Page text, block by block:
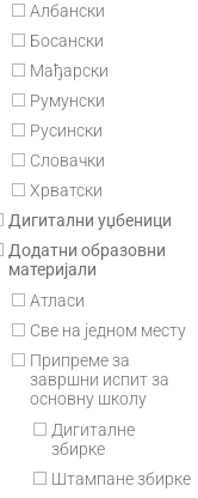
Албански
Босански
Мађарски
Румунски
Русински
Словачки
Хрватски
Дигитални уџбеници
Додатни образовни
материјали
Атласи
Све на једном месту
Припремe за
завршни испит за
основну школу
Дигиталне
збирке
Штампане збирке